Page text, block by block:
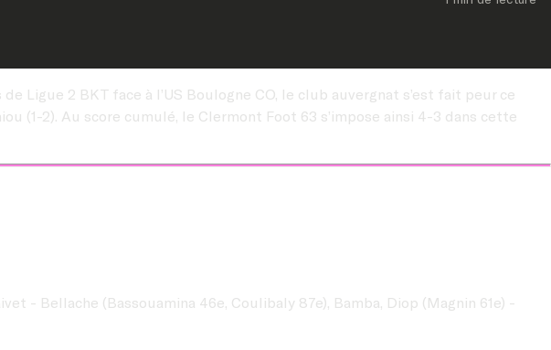
Ligue 2 BKT face à l’US Boulogne CO, le club auvergnat s’est fait peur ce
(1-2). Au score cumulé, le Clermont Foot 63 s’impose ainsi 4-3 dans cette
- Bellache (Bassouamina 46e, Coulibaly 87e), Bamba, Diop (Magnin 61e) -